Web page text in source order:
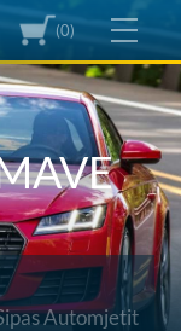
(0)
Automjetit